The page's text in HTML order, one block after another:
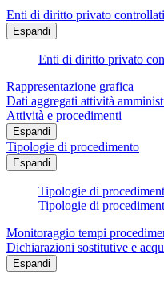
Enti di diritto privato controllati
Espandi
Enti di diritto privato
Rappresentazione grafica
Dati aggregati attività
Attività e procedimenti
Espandi
Tipologie di procedimento
Espandi
Tipologie di
Tipologie di
Monitoraggio tempi
Dichiarazioni sostitutive e
Espandi